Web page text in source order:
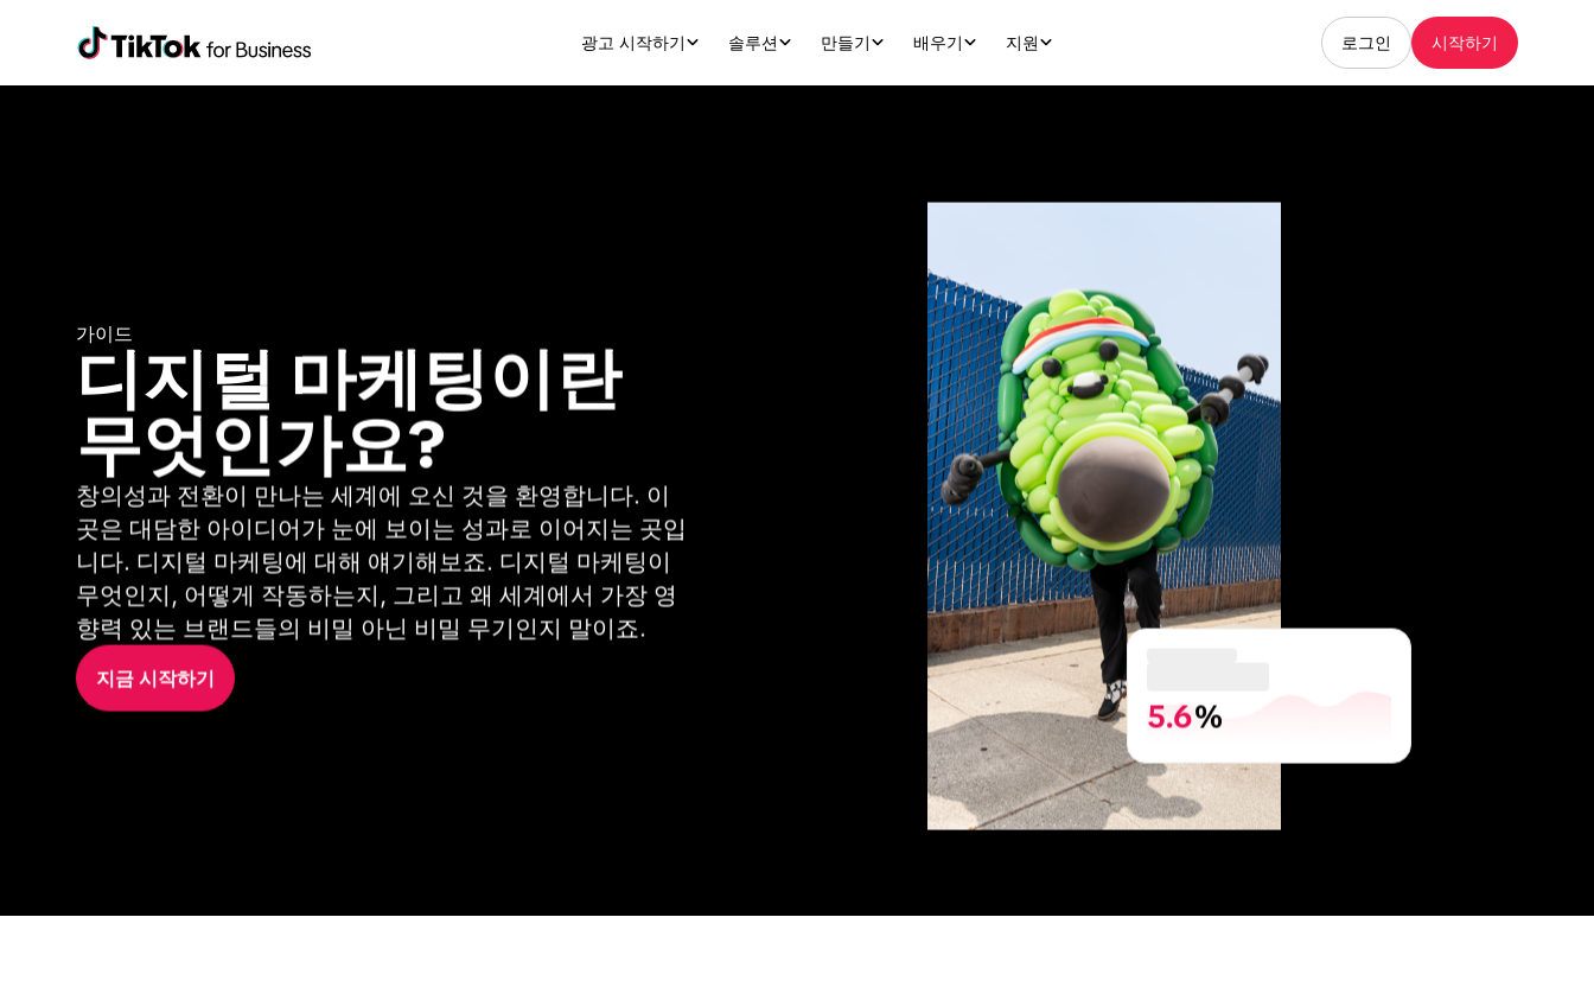
광고 시작하기 솔루션 만들기 배우기 지원 로그인 시작하기
가이드
디지털 마케팅이란
무엇인가요?
창의성과 전환이 만나는 세계에 오신 것을 환영합니다. 이
곳은 대담한 아이디어가 눈에 보이는 성과로 이어지는 곳입
니다. 디지털 마케팅에 대해 얘기해보죠. 디지털 마케팅이
무엇인지, 어떻게 작동하는지, 그리고 왜 세계에서 가장 영
향력 있는 브랜드들의 비밀 아닌 비밀 무기인지 말이죠.
지금 시작하기
5.6%